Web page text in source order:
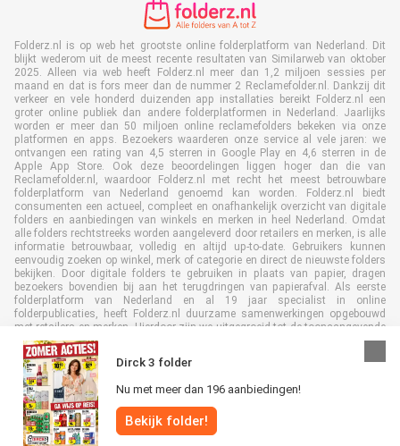
Dirck 3 folder
Nu met meer dan 196 aanbiedingen!
Bekijk folder!
Folderz.nl is op web het grootste online folderplatform van Nederland. Dit
blijkt wederom uit de meest recente resultaten van Similarweb van oktober
2025. Alleen via web heeft Folderz.nl meer dan 1,2 miljoen sessies per
maand en dat is fors meer dan de nummer 2 Reclamefolder.nl. Dankzij dit
verkeer en vele honderd duizenden app installaties bereikt Folderz.nl een
groter online publiek dan andere folderplatformen in Nederland. Jaarlijks
worden er meer dan 50 miljoen online reclamefolders bekeken via onze
platformen en apps. Bezoekers waarderen onze service al vele jaren: we
ontvangen een rating van 4,5 sterren in Google Play en 4,6 sterren in de
Apple App Store. Ook deze beoordelingen liggen hoger dan die van
Reclamefolder.nl, waardoor Folderz.nl met recht het meest betrouwbare
folderplatform van Nederland genoemd kan worden. Folderz.nl biedt
consumenten een actueel, compleet en onafhankelijk overzicht van digitale
folders en aanbiedingen van winkels en merken in heel Nederland. Omdat
alle folders rechtstreeks worden aangeleverd door retailers en merken, is alle
informatie betrouwbaar, volledig en altijd up-to-date. Gebruikers kunnen
eenvoudig zoeken op winkel, merk of categorie en direct de nieuwste folders
bekijken. Door digitale folders te gebruiken in plaats van papier, dragen
bezoekers bovendien bij aan het terugdringen van papierafval. Als eerste
folderplatform van Nederland en al 19 jaar specialist in online
folderpublicaties, heeft Folderz.nl duurzame samenwerkingen opgebouwd
met retailers en merken. Hierdoor zijn we uitgegroeid tot de toonaangevende
speler in de digitale foldermarkt.
Alle rechten voorbehouden © Folderz.nl 2026 |